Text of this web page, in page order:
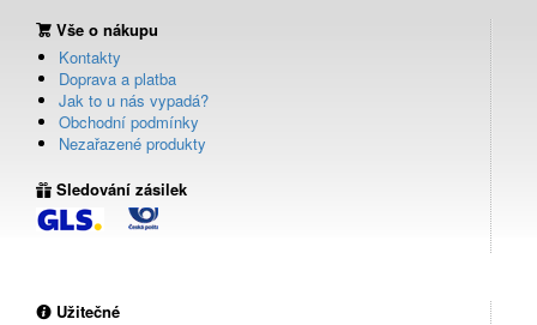
Vše o nákupu
Kontakty
Doprava a platba
Jak to u nás vypadá?
Obchodní podmínky
Nezařazené produkty
Sledování zásilek
Užitečné